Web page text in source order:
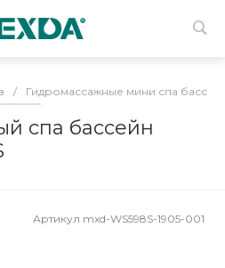
/ Гидромассажные мини спа
спа бассейн
Артикул mxd-WS598S-1905-001